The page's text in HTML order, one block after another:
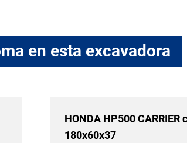
en esta excavadora
HONDA HP500 CARRIER
180x60x37